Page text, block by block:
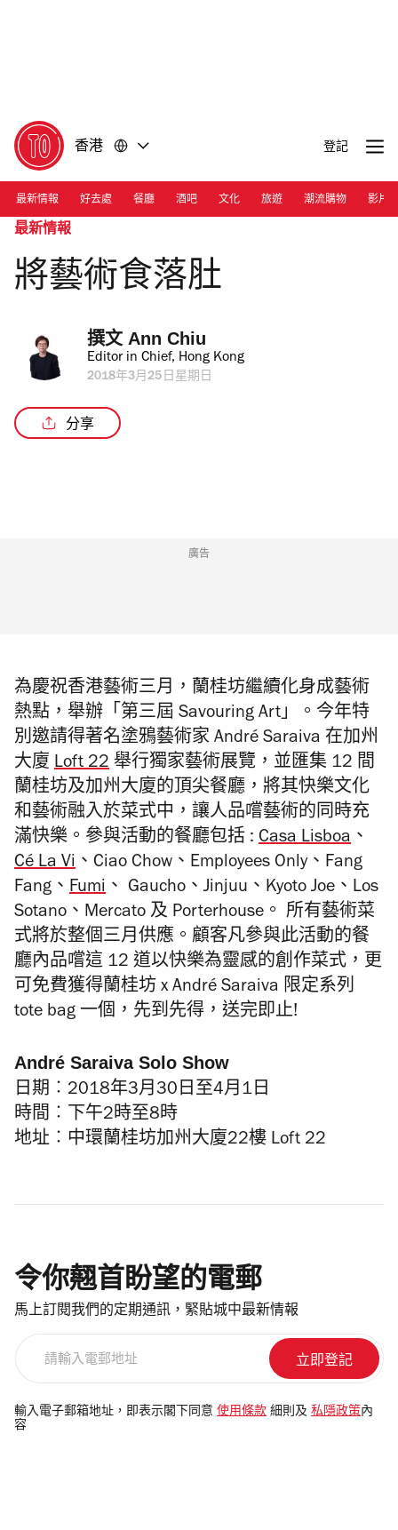
香港 登記
最新情報 好去處 餐廳 酒吧 文化 旅遊 潮流購物 影片
最新情報
將藝術食落肚
撰文 Ann Chiu
Editor in Chief, Hong Kong
2018年3月25日星期日
分享
廣告
為慶祝香港藝術三月，蘭桂坊繼續化身成藝術
熱點，舉辦「第三屆 Savouring Art」。今年特
別邀請得著名塗鴉藝術家 André Saraiva 在加州
大廈 Loft 22 舉行獨家藝術展覽，並匯集 12 間
蘭桂坊及加州大廈的頂尖餐廳，將其快樂文化
和藝術融入於菜式中，讓人品嚐藝術的同時充
滿快樂。參與活動的餐廳包括 : Casa Lisboa 、
Cé La Vi 、 Ciao Chow 、 Employees Only、 Fang
Fang 、 Fumi 、 Gaucho 、 Jinjuu 、 Kyoto Joe 、 Los
Sotano 、 Mercato 及 Porterhouse 。 所有藝術菜
式將於整個三月供應。顧客凡參與此活動的餐
廳內品嚐這 12 道以快樂為靈感的創作菜式，更
可免費獲得蘭桂坊 x André Saraiva 限定系列
tote bag 一個，先到先得，送完即止!
André Saraiva Solo Show
日期 ︰ 2018年3月30 日至4月 1日
時間 ︰ 下午2時至8時
地址 ︰ 中環蘭桂坊加州大廈22樓 Loft 22
令你翹首盼望的電郵
馬上訂閱我們的定期通訊，緊貼城中最新情報
電
郵
輸入電子郵箱地址，即表示閣下同意 使用條款 細則及 私隱政策 內
容